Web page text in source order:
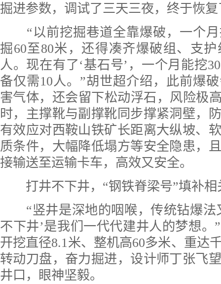
掘进参数，调试了三天三夜，终于恢
“以前挖掘巷道全靠爆破，一个月
掘60至80米，还得凑齐爆破组、支
人。现在有了‘基石号’，一个月能挖
备仅需10人。”胡世超介绍，此前爆
害气体，还会留下松动浮石，风险极
时，主撑靴与副撑靴同步撑紧洞壁，
有效应对西鞍山铁矿长距离大纵坡、
质条件，大幅降低塌方等安全隐患，
接输送至运输卡车，高效又安全。
打井不下井，“钢铁脊梁号”填补相
“竖井是深地的咽喉，传统钻爆法
不下井’是我们一代代建井人的梦想。
开挖直径8.1米、整机高60多米、重达
转动刀盘，奋力掘进，设计师丁张飞
井口，眼神坚毅。